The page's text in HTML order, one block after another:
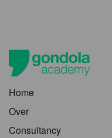
Home
Over
Consultancy